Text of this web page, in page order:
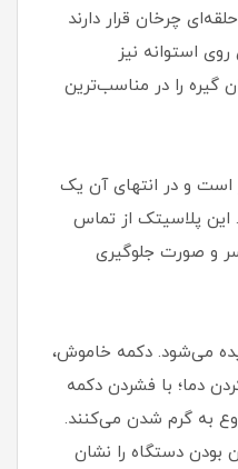
چرخان قرار دارند
استوانه نیز
گیره را در مناسب‌ترین
25 میلی متر است و در انتهای آن یک
این پلاسیتک از تماس
و صورت جلوگیری
می‌شود. دکمه خاموش،
دما؛ با فشردن دکمه
به گرم شدن می‌کنند.
بودن دستگاه را نشان